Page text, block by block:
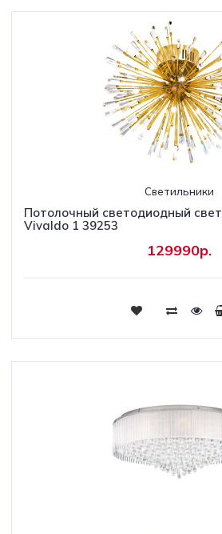
Светильники
Потолочный светодиодный
Vivaldo 1 39253
129990р.